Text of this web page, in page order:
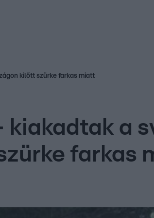
kilőtt szürke farkas miatt
kiakadtak a
farkas